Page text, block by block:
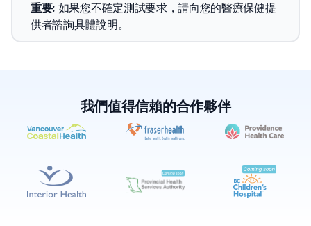
重要: 如果您不確定測試要求，請向您的醫療保健提
供者諮詢具體說明。
我們值得信賴的合作夥伴